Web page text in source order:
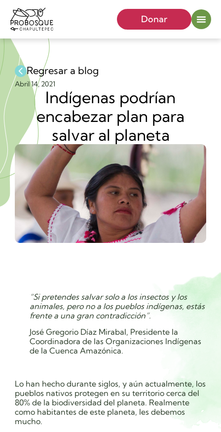
Donar
Regresar a blog
Abril 14, 2021
Indígenas podrían
encabezar plan para
salvar al planeta
“Si pretendes salvar solo a los insectos y los
animales, pero no a los pueblos indígenas, estás
frente a una gran contradicción”.
José Gregorio Díaz Mirabal, Presidente la
Coordinadora de las Organizaciones Indígenas
de la Cuenca Amazónica.
Lo han hecho durante siglos, y aún actualmente, los
pueblos nativos protegen en su territorio cerca del
80% de la biodiversidad del planeta. Realmente
como habitantes de este planeta, les debemos
mucho.